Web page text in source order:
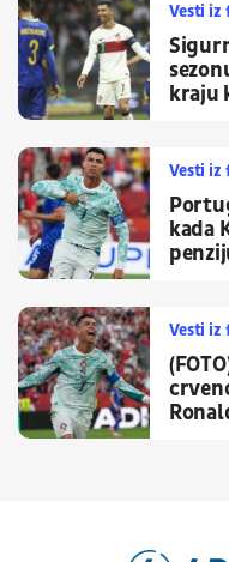
Vesti iz
kraju
Vesti iz
kada
Vesti iz